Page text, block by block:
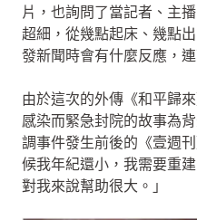
片，也詢問了當記者、主
超細，從幾點起床、幾點
發新聞時會有什麼反應，
由於這次的外傳《和平歸
感染而緊急封院的故事為
調事件發生前後的《壹週
候我年紀還小，我需要重
對我來說幫助很大。」